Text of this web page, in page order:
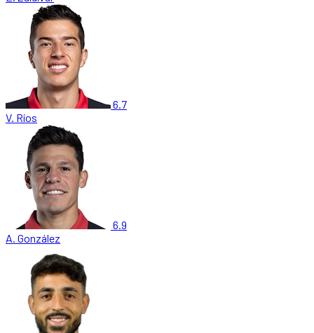
6.7
V. Ríos
6.9
A. González